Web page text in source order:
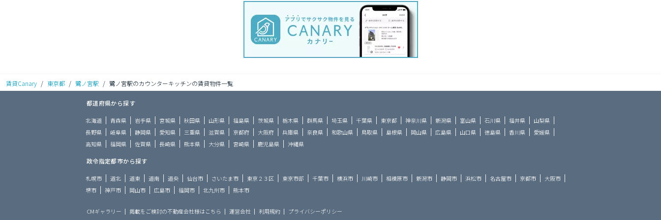
賃貸Canary / 東京都 / 鷺ノ宮駅 / 鷺ノ宮駅のカウンターキッチンの賃貸物件一覧
都道府県から探す
北海道 青森県 岩手県 宮城県 秋田県 山形県 福島県 茨城県 栃木県 群馬県 埼玉県 千葉県 東京都 神奈川県 新潟県 富山県 石川県 福井県
山梨県
長野県
岐阜県 静岡県 愛知県 三重県 滋賀県 京都府 大阪府 兵庫県 奈良県 和歌山県 鳥取県 島根県 岡山県 広島県 山口県 徳島県 香川県
愛媛県
高知県
福岡県 佐賀県 長崎県 熊本県 大分県 宮崎県 鹿児島県 沖縄県
政令指定都市から探す
札幌市 道北 道東 道南 道央 仙台市 さいたま市 東京２３区 東京市部 千葉市 横浜市 川崎市 相模原市 新潟市 静岡市 浜松市 名古屋市 京都市
大阪市
堺市
神戸市 岡山市 広島市 福岡市 北九州市 熊本市
CMギャラリー 掲載をご検討の不動産会社様はこちら 運営会社 利用規約 プライバシーポリシー